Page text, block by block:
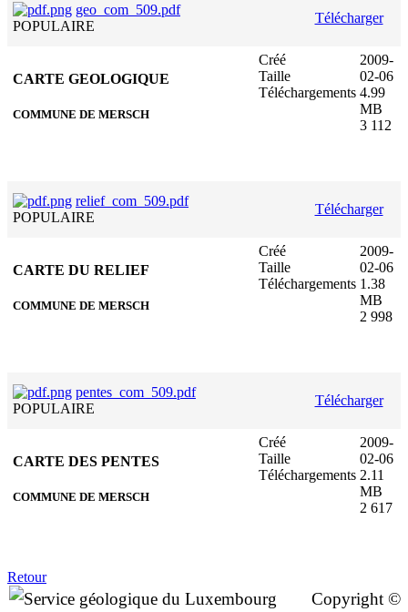
geo_com_509.pdf
POPULAIRE
Télécharger
CARTE GEOLOGIQUE
COMMUNE DE MERSCH
Créé
Taille
Téléchargements
2009-
02-06
4.99
MB
3 112
relief_com_509.pdf
POPULAIRE
Télécharger
CARTE DU RELIEF
COMMUNE DE MERSCH
Créé
Taille
Téléchargements
2009-
02-06
1.38
MB
2 998
pentes_com_509.pdf
POPULAIRE
Télécharger
CARTE DES PENTES
COMMUNE DE MERSCH
Créé
Taille
Téléchargements
2009-
02-06
2.11
MB
2 617
Retour
Copyright ©